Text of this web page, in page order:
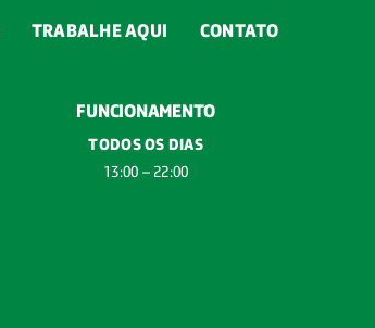
TRABALHE AQUI CONTATO
FUNCIONAMENTO
TODOS OS DIAS
13:00 – 22:00